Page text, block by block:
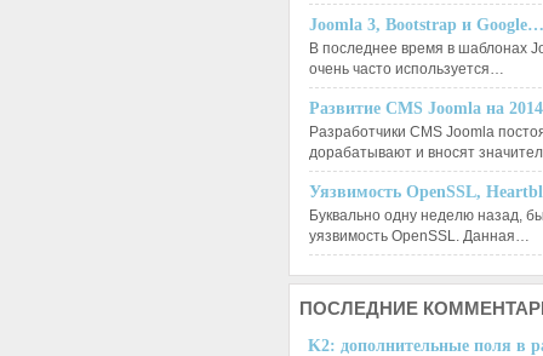
Joomla 3, Bootstrap и Google…
В последнее время в шаблонах
очень часто используется…
Развитие CMS Joomla на
Разработчики CMS Joomla
дорабатывают и вносят
Уязвимость OpenSSL,
Буквально одну неделю назад,
уязвимость OpenSSL. Данная…
ПОСЛЕДНИЕ
K2: дополнительные поля в